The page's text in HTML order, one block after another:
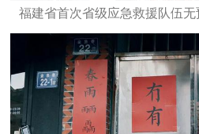
福建省首次省级应急救援队伍